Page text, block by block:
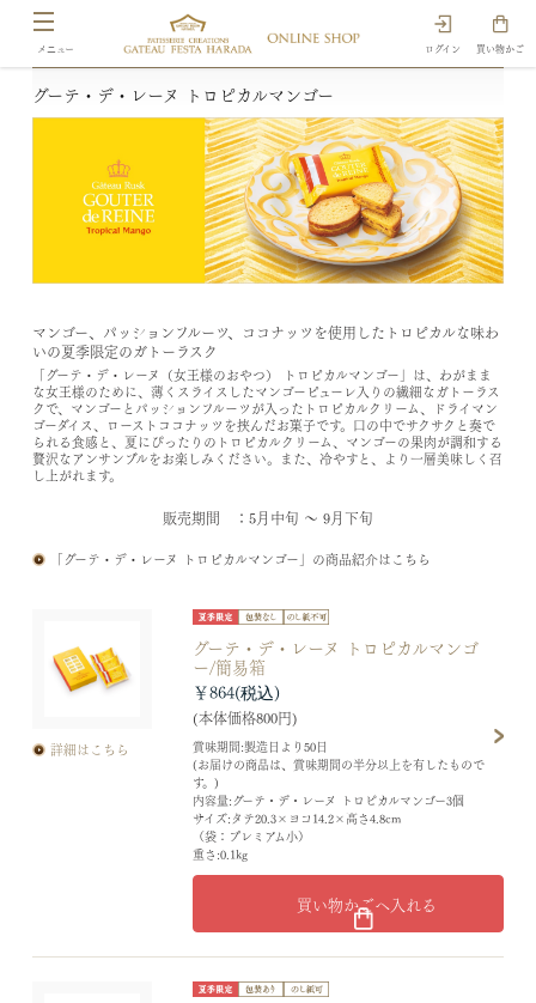
ログイン 買い物かご
グーテ・デ・レーヌ トロピカルマンゴー
マンゴー、パッションフルーツ、ココナッツを使用したトロピカルな味わ
いの夏季限定のガトーラスク
「グーテ・デ・レーヌ（女王様のおやつ） トロピカルマンゴー」は、わがまま
な女王様のために、薄くスライスしたマンゴーピューレ入りの繊細なガトーラス
クで、マンゴーとパッションフルーツが入ったトロピカルクリーム、ドライマン
ゴーダイス、ローストココナッツを挟んだお菓子です。口の中でサクサクと奏で
られる食感と、夏にぴったりのトロピカルクリーム、マンゴーの果肉が調和する
贅沢なアンサンブルをお楽しみください。また、冷やすと、より一層美味しく召
し上がれます。
販売期間 ：5月中旬 ～ 9月下旬
「グーテ・デ・レーヌ トロピカルマンゴー」の商品紹介はこちら
詳細はこちら
グーテ・デ・レーヌ トロピカルマンゴ
ー/簡易箱
賞味期間:製造日より50日
(お届けの商品は、賞味期間の半分以上を有したもので
す。)
内容量:グーテ・デ・レーヌ トロピカルマンゴー3個
サイズ:タテ20.3×ヨコ14.2×高さ4.8cm
（袋：プレミアム小）
重さ:0.1kg
￥864
(本体価格800円)
買い物かごへ入れる